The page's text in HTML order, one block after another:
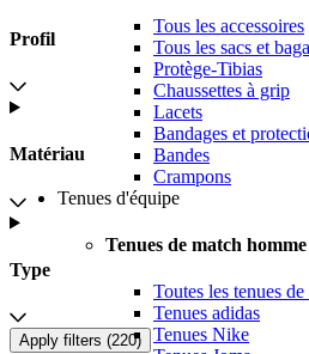
Tous les accessoires
Tous les sacs et
Protège-Tibias
Chaussettes à grip
Lacets
Bandages et
Bandes
Crampons
Tenues d'équipe
Tenues de match homme
Toutes les tenues de
Tenues adidas
Tenues Nike
Profil
Matériau
Type
Apply filters (220)